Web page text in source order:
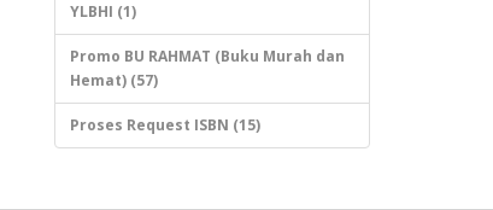
YLBHI (1)
Promo BU RAHMAT (Buku Murah dan
Hemat) (57)
Proses Request ISBN (15)